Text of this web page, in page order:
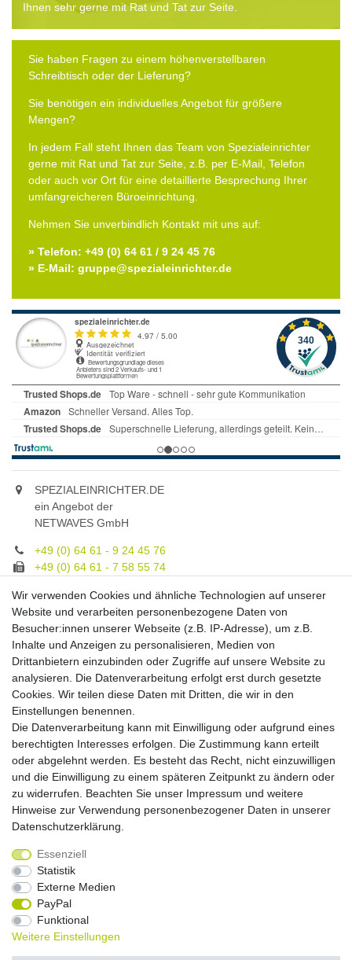
Ihnen sehr gerne mit Rat und Tat zur Seite.
Sie haben Fragen zu einem höhenverstellbaren
Schreibtisch oder der Lieferung?
Sie benötigen ein individuelles Angebot für größere
Mengen?
In jedem Fall steht Ihnen das Team von Spezialeinrichter
gerne mit Rat und Tat zur Seite, z.B. per E-Mail, Telefon
oder auch vor Ort für eine detaillierte Besprechung Ihrer
umfangreicheren Büroeinrichtung.
Nehmen Sie unverbindlich Kontakt mit uns auf:
» Telefon: +49 (0) 64 61 / 9 24 45 76
» E-Mail: gruppe@spezialeinrichter.de
SPEZIALEINRICHTER.DE
ein Angebot der
NETWAVES GmbH
+49 (0) 64 61 - 9 24 45 76
+49 (0) 64 61 - 7 58 55 74
Unsere Fachberatung:
Montag - Freitag, 9.00 - 21.00
Zahlungsmöglichkeiten
Versandkosten
Versandarten
Auslandsversand, Hochgebirgs- oder
Insellieferung
Widerrufs­recht
Daten­schutz­erklärung
Wir verwenden Cookies und ähnliche Technologien auf unserer
Website und verarbeiten personenbezogene Daten von
Besucher:innen unserer Webseite (z.B. IP-Adresse), um z.B.
Inhalte und Anzeigen zu personalisieren, Medien von
Drittanbietern einzubinden oder Zugriffe auf unsere Website zu
analysieren. Die Datenverarbeitung erfolgt erst durch gesetzte
Cookies. Wir teilen diese Daten mit Dritten, die wir in den
Einstellungen benennen.
Die Datenverarbeitung kann mit Einwilligung oder aufgrund eines
berechtigten Interesses erfolgen. Die Zustimmung kann erteilt
oder abgelehnt werden. Es besteht das Recht, nicht einzuwilligen
und die Einwilligung zu einem späteren Zeitpunkt zu ändern oder
zu widerrufen. Beachten Sie unser Impressum und weitere
Hinweise zur Verwendung personenbezogener Daten in unserer
Daten­schutz­erklärung
Essenziell
Statistik
Externe Medien
PayPal
Funktional
Weitere Einstellungen